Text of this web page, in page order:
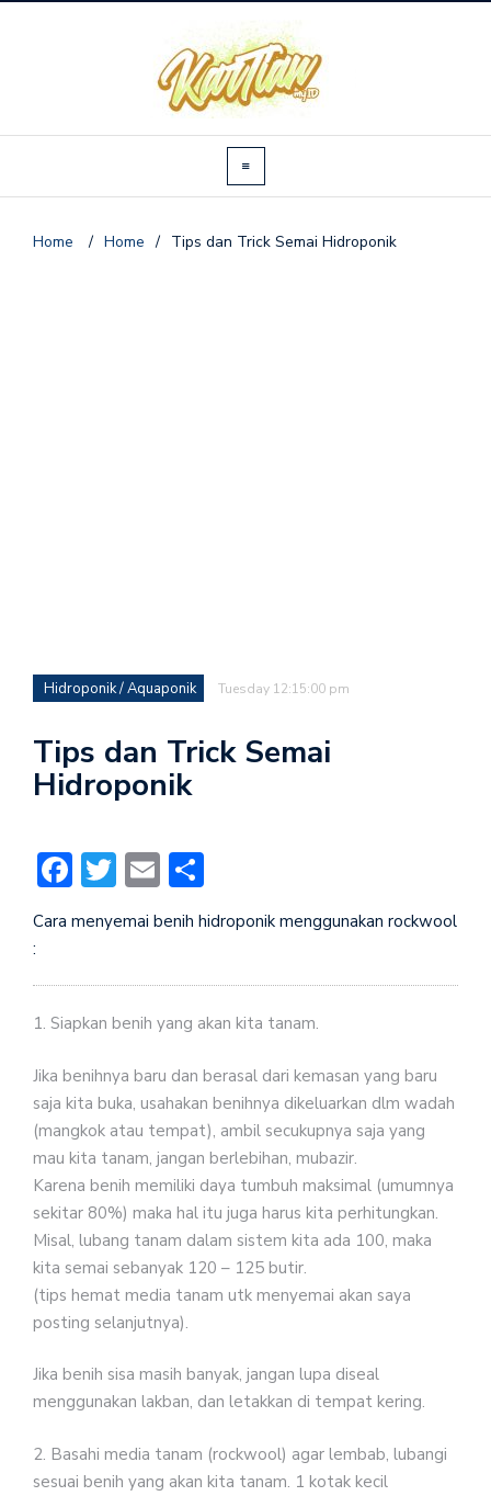
Home / Home / Tips dan Trick Semai Hidroponik
Hidroponik / Aquaponik Tuesday 12:15:00 pm
Tips dan Trick Semai
Hidroponik
Facebook
Twitter
Email
Cara menyemai benih hidroponik menggunakan rockwool
:
1. Siapkan benih yang akan kita tanam.
Jika benihnya baru dan berasal dari kemasan yang baru
saja kita buka, usahakan benihnya dikeluarkan dlm wadah
(mangkok atau tempat), ambil secukupnya saja yang
mau kita tanam, jangan berlebihan, mubazir.
Karena benih memiliki daya tumbuh maksimal (umumnya
sekitar 80%) maka hal itu juga harus kita perhitungkan.
Misal, lubang tanam dalam sistem kita ada 100, maka
kita semai sebanyak 120 – 125 butir.
(tips hemat media tanam utk menyemai akan saya
posting selanjutnya).
Jika benih sisa masih banyak, jangan lupa diseal
menggunakan lakban, dan letakkan di tempat kering.
2. Basahi media tanam (rockwool) agar lembab, lubangi
sesuai benih yang akan kita tanam. 1 kotak kecil